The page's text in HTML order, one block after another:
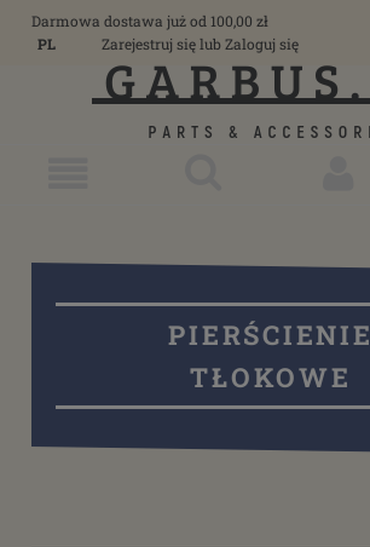
Darmowa dostawa już od 100,00 zł
PL
Zarejestruj sięlub Zaloguj się
PIERŚCIENIE
TŁOKOWE